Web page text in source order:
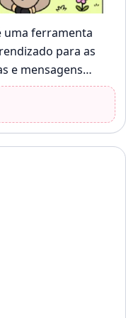
uma ferramenta
para as
e mensagens